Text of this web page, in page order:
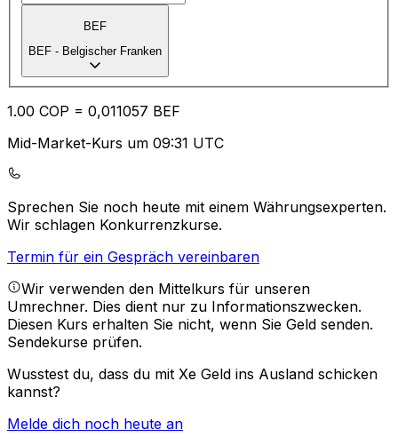
BEF
BEF - Belgischer Franken
1.00 COP = 0,011057 BEF
Mid-Market-Kurs um 09:31 UTC
Sprechen Sie noch heute mit einem Währungsexperten.
Wir schlagen Konkurrenzkurse.
Termin für ein Gespräch vereinbaren
Wir verwenden den Mittelkurs für unseren
Umrechner. Dies dient nur zu Informationszwecken.
Diesen Kurs erhalten Sie nicht, wenn Sie Geld senden.
Sendekurse prüfen.
Wusstest du, dass du mit Xe Geld ins Ausland schicken
kannst?
Melde dich noch heute an